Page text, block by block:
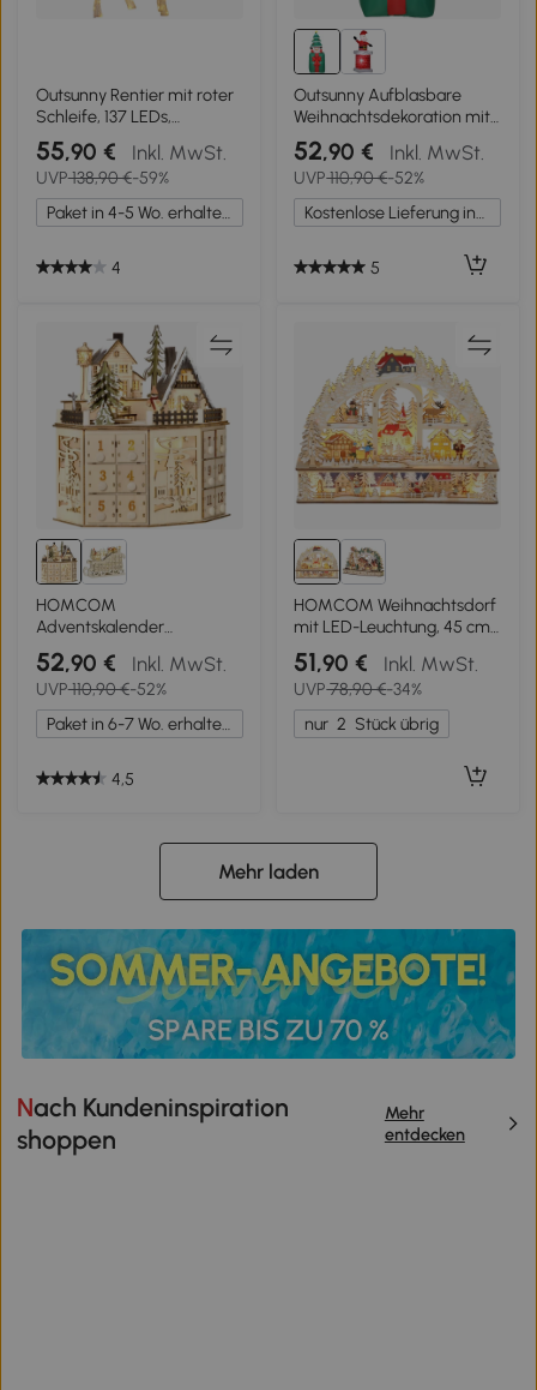
Outsunny Rentier mit roter
Schleife, 137 LEDs,
Weihnachtsbeleuchtung,
wetterfest, 66 x 25 x 135
cm, Gold
55,90 € Inkl. MwSt.
UVP138,90 €-59%
Paket in 4-5 Wo. erhalten.
4
Outsunny Aufblasbare
Weihnachtsdekoration mit
LED-Lichtern, Polyester, für
drinnen und draußen,
Rot+Grün
52,90 € Inkl. MwSt.
UVP110,90 €-52%
Kostenlose Lieferung innerhalb Deutschlands
5
HOMCOM
Adventskalender
Adventskalenderbox
Weihnachtsdekoration,
LED-Lichter, 24
Schubladen, Natur
52,90 € Inkl. MwSt.
UVP110,90 €-52%
Paket in 6-7 Wo. erhalten.
4,5
HOMCOM Weihnachtsdorf
mit LED-Leuchtung, 45 cm
Weihnachtsstadt mit
Schneemann, Renntier und
Bäume Naturholz
51,90 € Inkl. MwSt.
UVP78,90 €-34%
nur 2 Stück übrig
Mehr laden
Nach Kundeninspiration
shoppen
Mehr
entdecken